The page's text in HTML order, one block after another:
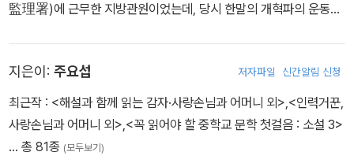
를 일제 말기에 출간하면서 창작에 대한 욕심과 겸손을 강조하며 부
과 동시에 38선 이북의 고향에 대한 그리움을 고백한다. 세 번째 창
작집 ≪별을 헨다≫(1949)에서는 해방 이후 창작된 작품들만을 모아
묶어 내면서 작품 창작의 배경을 토로한다. 수필집으로 ≪상아탑≫(1
955)이 있으며, 세계 명작 소개집인 ≪여자의 생태≫(1958)를 출간
적 경험, 즉 ‘근대 그 자체로서의 일본(문학)에 대한 의식’과 ‘제국 일
본과 식민지 조선의 문제’는 이후 염상섭 문학 전반을 관통하는 핵심
적인 요소로 구체화된다. 1920년 1월 ≪동아일보≫ 기자로 임명된
다. 염상섭은 ≪폐허≫ 창간호 동인으로 활동하는 한편, 1920년 하반
기부터 1921년 봄까지 오산학교에서 교직 생활에 몸담기도 한다. 19
21년 ＜표본실의 청개구리＞를 발표하며 문단에 데뷔하고 문단의 주
監理署)에 근무한 지방관원이었는데, 당시 한말의 개혁파의 운동에
렵게 수학하였다. 1920년 휘문고등보통학교에 입학하여 당시 그 학
교의 교원이었던 이병기(李秉岐)의 지도를 받아 고전문학의 교양을
쌓았다. 그런데 학교의 불합리한 운영에 불만을 품고 동맹휴학을 주
도한 결과 퇴교를 당하였다. 1926년 일본 도쿄에 있는 조오치대학
지은이: 주요섭 저자파일 신간알림 신청
최근작 : <해설과 함께 읽는 감자·사랑손님과 어머니 외>,<인력거꾼,
사랑손님과 어머니 외>,<꼭 읽어야 할 중학교 문학 첫걸음 : 소설 3>
… 총 81종 (모두보기)